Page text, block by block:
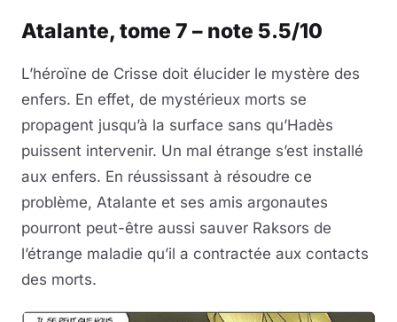
Atalante, tome 7 – note 5.5/10
L’héroïne de Crisse doit élucider le mystère des
enfers. En effet, de mystérieux morts se
propagent jusqu’à la surface sans qu’Hadès
puissent intervenir. Un mal étrange s’est installé
aux enfers. En réussissant à résoudre ce
problème, Atalante et ses amis argonautes
pourront peut-être aussi sauver Raksors de
l’étrange maladie qu’il a contractée aux contacts
des morts.